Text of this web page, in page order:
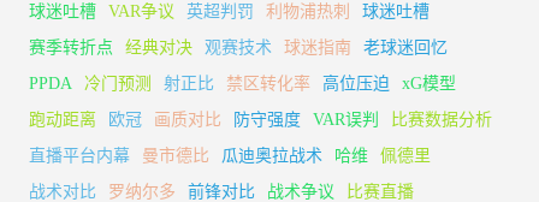
球迷吐槽
VAR争议 英超判罚 利物浦热刺
球迷吐槽
赛季转折点
经典对决 观赛技术 球迷指南
老球迷回忆
PPDA
冷门预测 射正比 禁区转化率 高位压迫
xG模型
跑动距离
欧冠 画质对比 防守强度 VAR误判
比赛数据分析
直播平台内幕
曼市德比 瓜迪奥拉战术 哈维
佩德里
战术对比
罗纳尔多 前锋对比 战术争议
比赛直播